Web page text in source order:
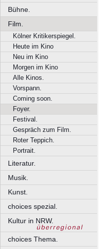
Bühne.
Film.
Kölner Kritikerspiegel.
Heute im Kino
Neu im Kino
Morgen im Kino
Alle Kinos.
Vorspann.
Coming soon.
Foyer.
Festival.
Gespräch zum Film.
Roter Teppich.
Portrait.
Literatur.
Musik.
Kunst.
choices spezial.
Kultur in NRW.
choices Thema.